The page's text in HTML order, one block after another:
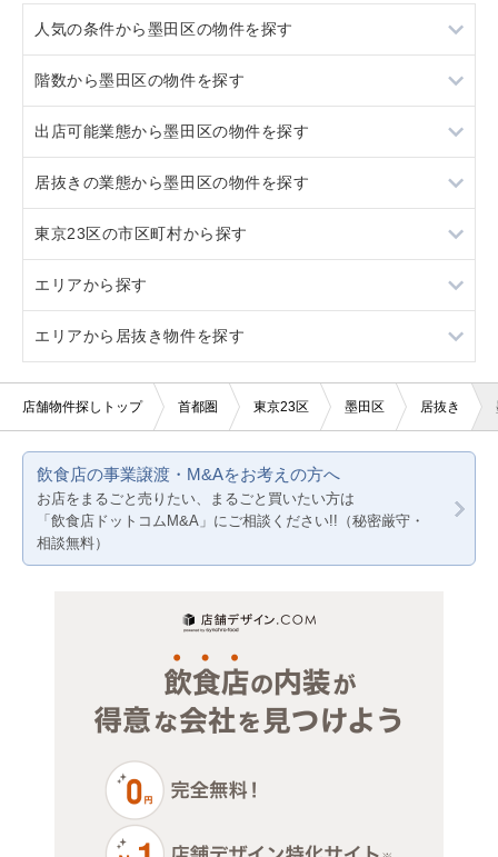
人気の条件から墨田区の物件を探す
居抜き
スケルトン
ロードサイド物件
看板取り付け可
10坪以下
20坪以下
賃料10万円以下
階数から墨田区の物件を探す
地下
1階
2階
3階以上
出店可能業態から墨田区の物件を探す
重飲食
軽飲食
バー・クラブ
美容室・理容室
サロン（マッサージ・エステ・ネイルなど）
物販・小売
ジム・教室・スタジオ
居抜きの業態から墨田区の物件を探す
イタリア料理
寿司
焼肉
鉄板焼き・お好み焼
カフェ
カラオケ・パブ・スナック
ネイルサロン
その他店舗物件
東京23区の市区町村から探す
葛飾区
江戸川区
江東区
荒川区
渋谷区
エリアから探す
東京23区
東京都下
千葉
埼玉
エリアから居抜き物件を探す
東京23区
神奈川
千葉
店舗物件探しトップ 首都圏 東京23区 墨田区 居抜き
飲食店の事業譲渡・M&Aをお考えの方へ
お店をまるごと売りたい、まるごと買いたい方は
「飲食店ドットコムM&A」にご相談ください!!（秘密厳守・
相談無料）